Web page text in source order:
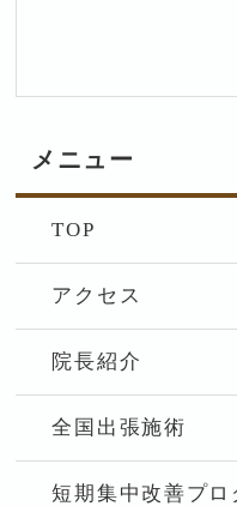
メニュー
TOP
アクセス
院長紹介
全国出張施術
短期集中改善プロ